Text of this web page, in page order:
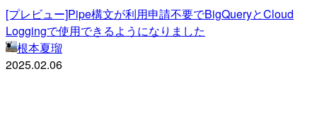
[プレビュー]Pipe構文が利用申請不要でBigQueryとCloud
Loggingで使用できるようになりました
根本夏瑠
2025.02.06